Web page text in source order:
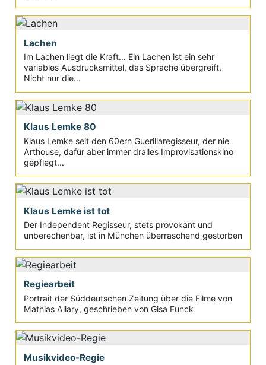
Lachen
Im Lachen liegt die Kraft... Ein Lachen ist ein sehr
variables Ausdrucksmittel, das Sprache übergreift.
Nicht nur die...
Klaus Lemke 80
Klaus Lemke seit den 60ern Guerillaregisseur, der nie
Arthouse, dafür aber immer dralles Improvisationskino
gepflegt...
Klaus Lemke ist tot
Der Independent Regisseur, stets provokant und
unberechenbar, ist in München überraschend gestorben
Regiearbeit
Portrait der Süddeutschen Zeitung über die Filme von
Mathias Allary, geschrieben von Gisa Funck
Musikvideo-Regie